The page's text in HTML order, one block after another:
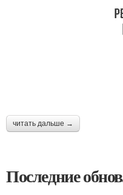
читать дальше →
Последние